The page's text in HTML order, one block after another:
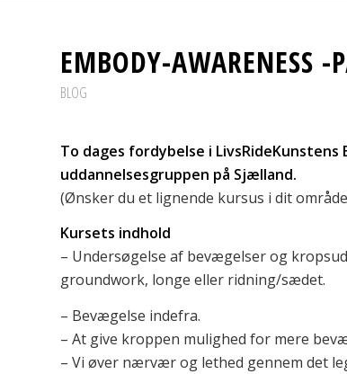
EMBODY-AWARENESS
BLOG
To dages fordybelse i
uddannelsesgruppen på Sjælland.
(Ønsker du et lignende kursus i dit
Kursets indhold
– Undersøgelse af bevægelser og
groundwork, longe eller ridning/sædet.
– Bevægelse indefra.
– At give kroppen mulighed for mere
– Vi øver nærvær og lethed gennem det